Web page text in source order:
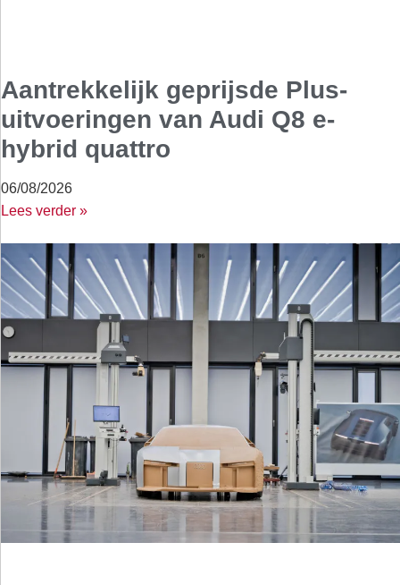
Aantrekkelijk geprijsde Plus-
uitvoeringen van Audi Q8 e-
hybrid quattro
06/08/2026
Lees verder »